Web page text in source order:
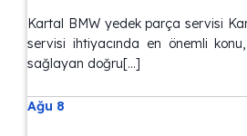
Kartal BMW yedek parça servisi
servisi ihtiyacında en önemli
sağlayan doğru[…]
Ağu 8